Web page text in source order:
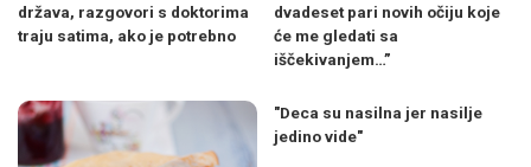
država, razgovori s doktorima
traju satima, ako je potrebno
dvadeset pari novih očiju koje
će me gledati sa
iščekivanjem…”
"Deca su nasilna jer nasilje
jedino vide"